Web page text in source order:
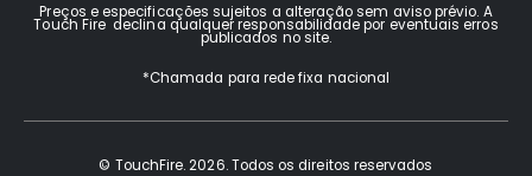
Preços e especificações sujeitos a alteração sem aviso prévio. A
Touch Fire declina qualquer responsabilidade por eventuais erros
publicados no site.
*Chamada para rede fixa nacional
© TouchFire. 2026. Todos os direitos reservados